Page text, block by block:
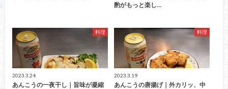
酌がもっと楽し…
料理
2023.3.24
あんこうの一夜干し｜旨味が凝縮
料理
2023.3.19
あんこうの唐揚げ｜外カリッ、中